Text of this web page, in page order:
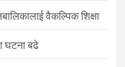
वैकल्पिक शिक्षा
घटना बढे